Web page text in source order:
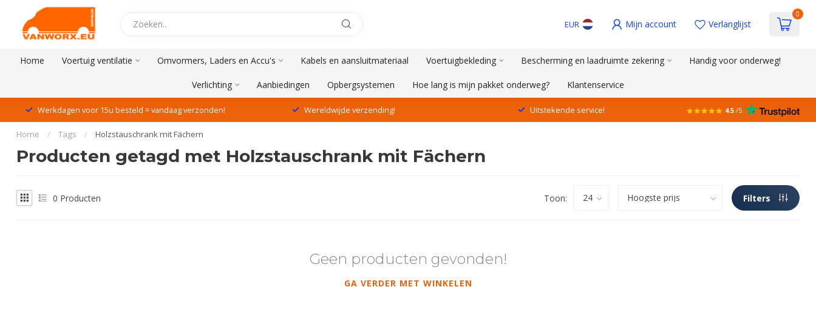
EUR Mijn account Verlanglijst
0
Home Voertuig ventilatie Omvormers, Laders en Accu's Kabels en aansluitmateriaal Voertuigbekleding Bescherming en laadruimte zekering Handig voor onderweg!
Verlichting Aanbiedingen Opbergsystemen Hoe lang is mijn pakket onderweg? Klantenservice
Werkdagen voor 15u besteld = vandaag verzonden! Wereldwijde verzending! Uitstekende service! 4.5 /5
Home / Tags / Holzstauschrank mit Fächern
Producten getagd met Holzstauschrank mit Fächern
0 Producten Toon: Filters
Geen producten gevonden!
GA VERDER MET WINKELEN